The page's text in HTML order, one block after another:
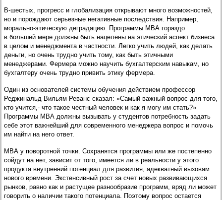
В-шестых, прогресс и глобализация открывают много возможностей,
но и порождают серьезные негативные последствия. Например,
морально-этическую деградацию. Программы МВА гораздо
в большей мере должны быть нацелены на этический аспект бизнеса
в целом и менеджмента в частности. Легко учить людей, как делать
деньги, но очень трудно учить тому, как быть этичными
менеджерами. Фермера можно научить бухгалтерским навыкам, но
бухгалтеру очень трудно привить этику фермера.
Один из основателей системы обучения действием профессор
Реджинальд Вильям Реванс сказал: «Самый важный вопрос для того,
кто учится,- что такое честный человек и как я могу им стать?»
Программы МВА должны вызывать у студентов потребность задать
себе этот важнейший для современного менеджера вопрос и помочь
им найти на него ответ.
МВА у поворотной точки. Сохранятся программы или же постепенно
сойдут на нет, зависит от того, имеется ли в реальности у этого
продукта внутренний потенциал для развития, адекватный вызовам
нового времени. Экстенсивный рост за счет новых развивающихся
рынков, равно как и растущее разнообразие программ, вряд ли может
говорить о наличии такого потенциала. Поэтому вопрос остается